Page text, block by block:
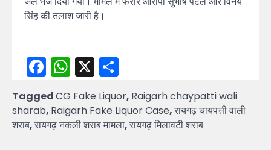
सिंह की तलाश जारी है।
Facebook
WhatsApp
X
TaggedCG Fake Liquor, Raigarh chaypatti wali
sharab, Raigarh Fake Liquor Case,रायगढ़ चायपत्ती वाली
शराब,रायगढ़ नकली शराब मामला,रायगढ़ मिलावटी शराब